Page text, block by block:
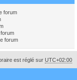
forum
forum
est réglé sur UTC+02:00